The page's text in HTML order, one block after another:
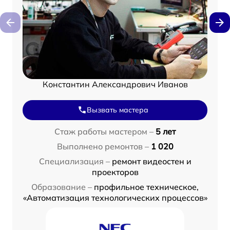
Константин Александрович Иванов
Вызвать мастера
Стаж работы мастером – 5 лет
Выполнено ремонтов – 1 020
Специализация – ремонт видеостен и
проекторов
Образование – профильное техническое,
«Автоматизация технологических процессов»